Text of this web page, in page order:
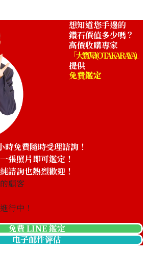
0.596 ct
想知道您手邊的
鑽石價值多少嗎？
高價收購專家
「大寶屋 (OTAKARAYA)」
提供
免費鑑定
時免費隨時受理諮詢！
一張照片即可鑑定！
純諮詢也熱烈歡迎！
顧客
行中！
免費 LINE 鑑定
电子邮件评估